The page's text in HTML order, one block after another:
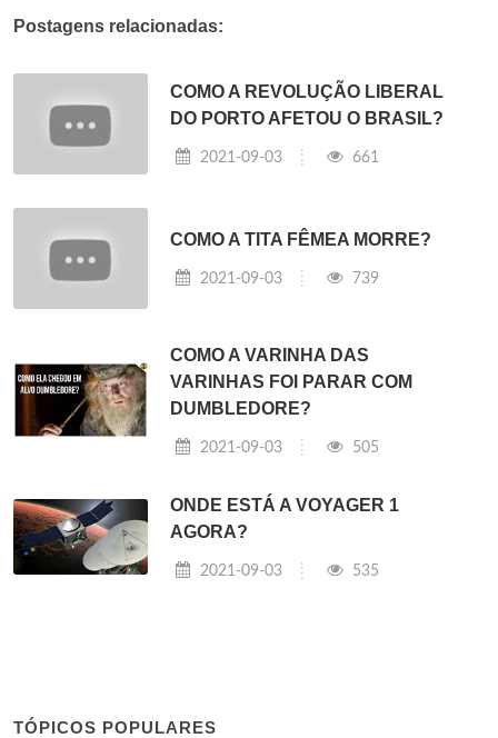
Postagens relacionadas:
COMO A REVOLUÇÃO LIBERAL
DO PORTO AFETOU O BRASIL?
2021-09-03 661
COMO A TITA FÊMEA MORRE?
2021-09-03 739
COMO A VARINHA DAS
VARINHAS FOI PARAR COM
DUMBLEDORE?
2021-09-03 505
ONDE ESTÁ A VOYAGER 1
AGORA?
2021-09-03 535
TÓPICOS POPULARES